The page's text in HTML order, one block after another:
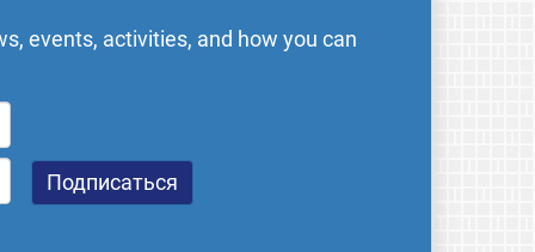
events, activities, and how you can